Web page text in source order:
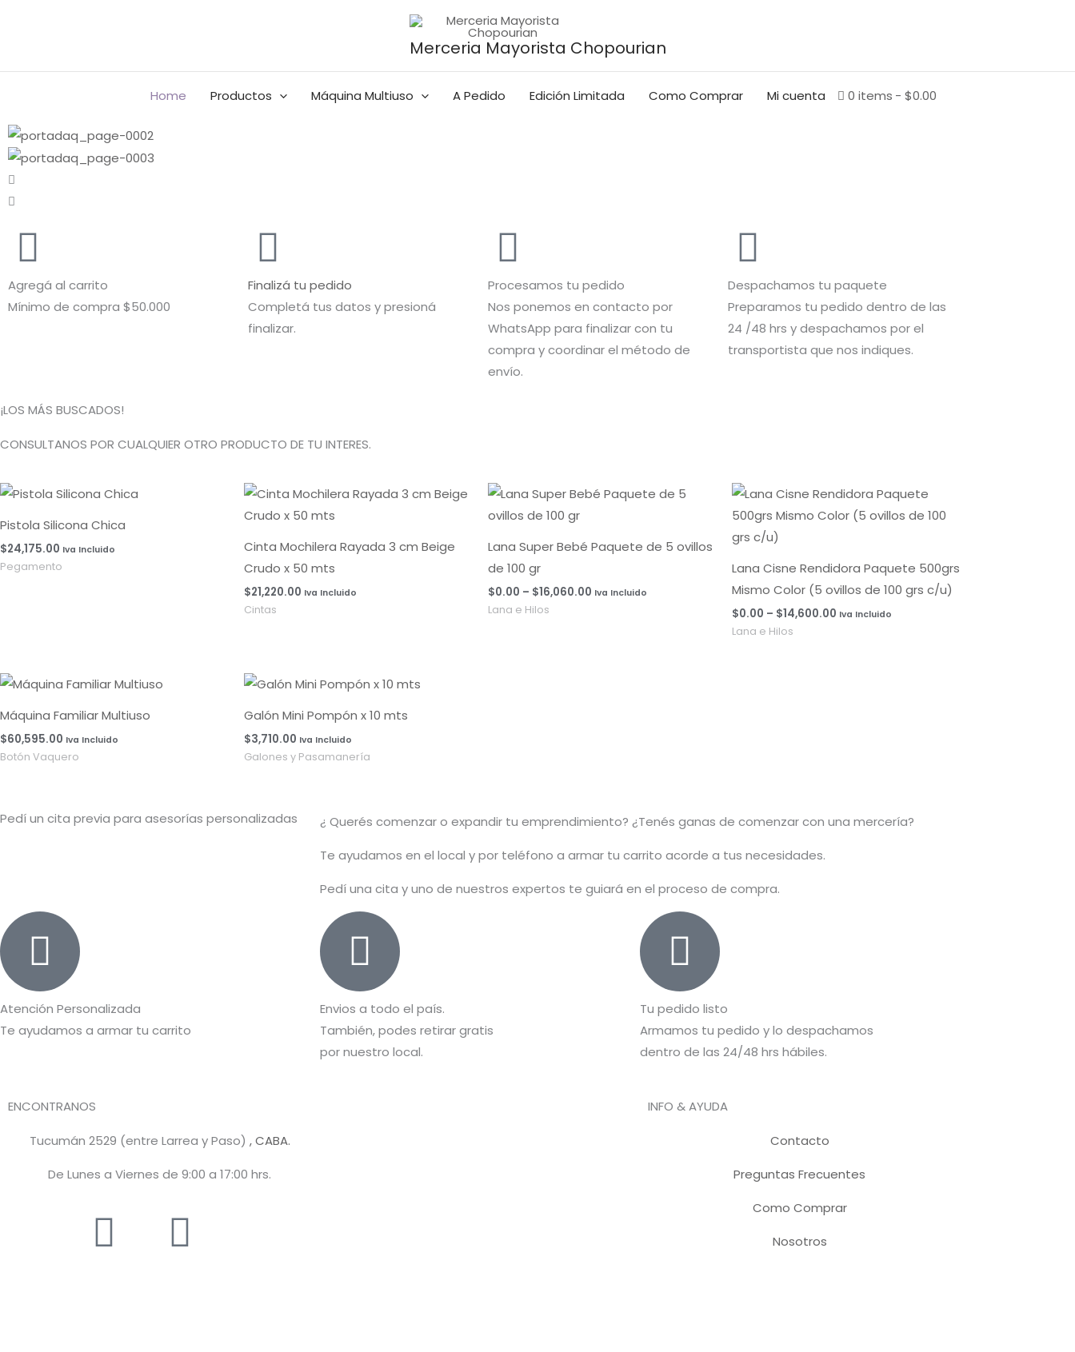
Merceria Mayorista Chopourian
Home Productos Máquina Multiuso A Pedido Edición Limitada Como Comprar Mi cuenta 0 items $0.00
Agregá al carrito
Mínimo de compra $50.000
Finalizá tu pedido
Completá tus datos y presioná
finalizar.
Procesamos tu pedido
Nos ponemos en contacto por
WhatsApp para finalizar con tu
compra y coordinar el método de
envío.
Despachamos tu paquete
Preparamos tu pedido dentro de las
24 /48 hrs y despachamos por el
transportista que nos indiques.
¡LOS MÁS BUSCADOS!
CONSULTANOS POR CUALQUIER OTRO PRODUCTO DE TU INTERES.
Pistola Silicona Chica
$24,175.00 Iva Incluido
Pegamento
Cinta Mochilera Rayada 3 cm Beige
Crudo x 50 mts
$21,220.00 Iva Incluido
Cintas
Lana Super Bebé Paquete de 5 ovillos
de 100 gr
$0.00 – $16,060.00
Rango
de
$0.00
hasta
Iva Incluido
Lana e Hilos
Lana Cisne Rendidora Paquete 500grs
Mismo Color (5 ovillos de 100 grs c/u)
$0.00 – $14,600.00
Rango
de
precios:
$14,600.00
Iva Incluido
Lana e Hilos
Máquina Familiar Multiuso
$60,595.00 Iva Incluido
Botón Vaquero
Galón Mini Pompón x 10 mts
$3,710.00 Iva Incluido
Galones y Pasamanería
Pedí un cita previa para asesorías personalizadas ¿ Querés comenzar o expandirtu emprendimiento? ¿Tenés ganas de comenzar con una mercería?
Te ayudamos en el local y por teléfono a armar tu carrito acorde a tus necesidades.
Pedí una cita y uno de nuestros expertos te guiará en el proceso de compra.
Atención Personalizada
Te ayudamos a armar tu carrito
Envios a todo el país.
También, podes retirar gratis
por nuestro local.
Tu pedido listo
Armamos tu pedido y lo despachamos
dentro de las 24/48 hrs hábiles.
ENCONTRANOS
Tucumán 2529 (entre Larrea y Paso) , CABA.
De Lunes a Viernes de 9:00 a 17:00 hrs.
INFO & AYUDA
Contacto
Preguntas Frecuentes
Como Comprar
Nosotros